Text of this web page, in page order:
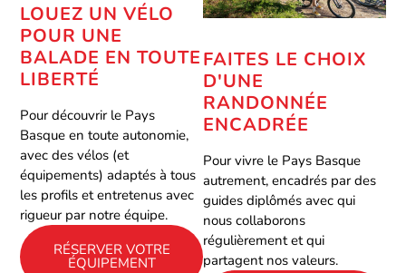
LOUEZ UN VÉLO
POUR UNE
BALADE EN TOUTE
LIBERTÉ
Pour découvrir le Pays
Basque en toute autonomie,
avec des vélos (et
équipements) adaptés à tous
les profils et entretenus avec
rigueur par notre équipe.
RÉSERVER VOTRE
ÉQUIPEMENT
FAITES LE CHOIX
D'UNE
RANDONNÉE
ENCADRÉE
Pour vivre le Pays Basque
autrement, encadrés par des
guides diplômés avec qui
nous collaborons
régulièrement et qui
partagent nos valeurs.